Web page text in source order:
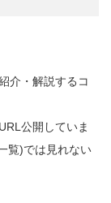
介・解説するコ
公開していま
覧)では見れない